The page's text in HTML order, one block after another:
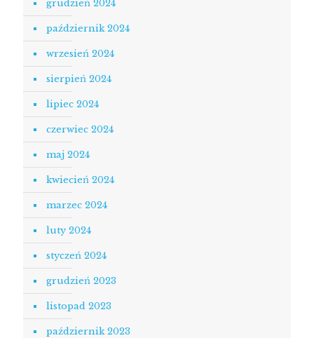
grudzień 2024
październik 2024
wrzesień 2024
sierpień 2024
lipiec 2024
czerwiec 2024
maj 2024
kwiecień 2024
marzec 2024
luty 2024
styczeń 2024
grudzień 2023
listopad 2023
październik 2023